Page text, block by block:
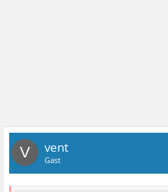
V vent
Gast